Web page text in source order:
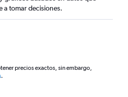
a tomar decisiones.
precios exactos, sin embargo,
.